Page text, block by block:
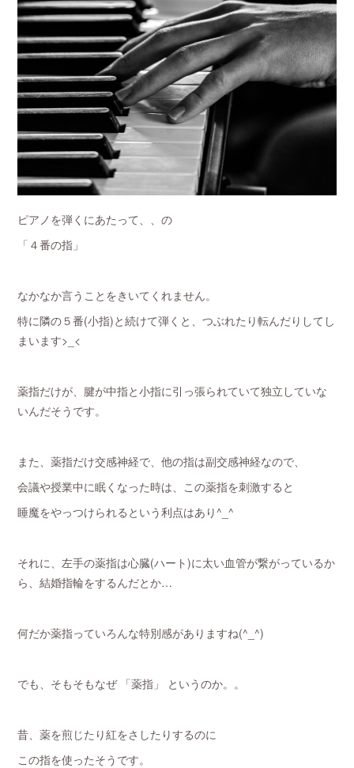
ピアノを弾くにあたって、、の
「４番の指」
なかなか言うことをきいてくれません。
特に隣の５番(小指)と続けて弾くと、つぶれたり転んだりしてし
まいます>_<
薬指だけが、腱が中指と小指に引っ張られていて独立していな
いんだそうです。
また、薬指だけ交感神経で、他の指は副交感神経なので、
会議や授業中に眠くなった時は、この薬指を刺激すると
睡魔をやっつけられるという利点はあり^_^
それに、左手の薬指は心臓(ハート)に太い血管が繋がっているか
ら、結婚指輪をするんだとか…
何だか薬指っていろんな特別感がありますね(^_^)
でも、そもそもなぜ 「薬指」 というのか。。
昔、薬を煎じたり紅をさしたりするのに
この指を使ったそうです。